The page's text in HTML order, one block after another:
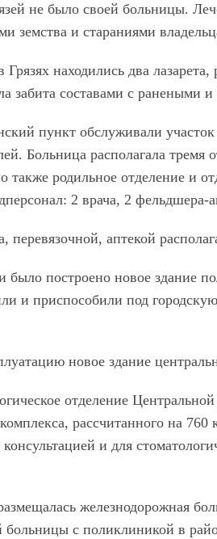
не было своей больницы.
земства и стараниями
находились два
забита составами с ранеными
пункт обслуживали
Больница располагала тремя
родильное отделение и
2 врача, 2 фельдшера-
перевязочной, аптекой
построено новое здание
и приспособили под
новое здание
отделение
рассчитанного на
и для
железнодорожная
с поликлиникой в